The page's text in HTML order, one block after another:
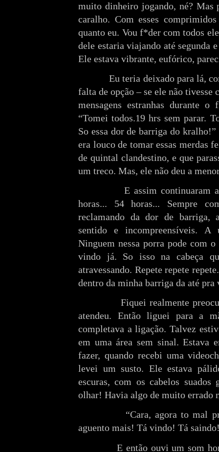
muito dinheiro jogando, né? Mas
caralho. Com esses
quanto eu. Vou f*der com todos
dele estaria viajando até segunda
Ele estava vibrante, eufórico,
Eu teria deixado para lá,
falta de opção – se ele não tivesse
mensagens estranhas durante
“Tomei todos.19 hrs sem parar.
So essa dor de barriga do
era louco de tomar essas merdas
de quintal clandestino, e que
um treco. Mas, ele não deu a
E assim continuaram as
horas... 54 horas... Sempre
reclamando da dor de barriga,
sentido e incompreensíveis.
Ninguem nessa porra pode com
vindo já. So isso na cabeça
atravessando. Repete repete
dentro da minha barriga da até pra
Fiquei realmente
atendeu. Então liguei para a
completava a ligação. Talvez
em uma área sem sinal. Estava
fazer, quando recebi uma
levei um susto. Ele estava
escuras, com os cabelos suados
olhar! Havia algo de muito errado
“Cara, agora to mal pra
aguento mais! Tá vindo! Tá
E então ouvi um som